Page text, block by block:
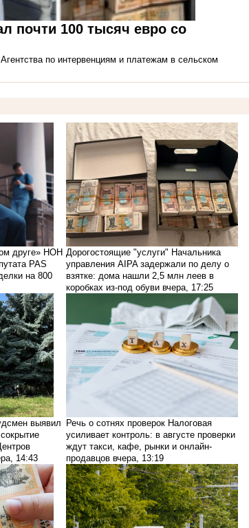
почти 100 тысяч евро со
по интервенциям и платежам в сельском
друге» НОН
PAS
на 800
Дорогостоящие "услуги" Начальника
управления AIPA задержали по делу о
взятке: дома нашли 2,5 млн леев в
коробках из-под обуви вчера, 17:25
выявил
14:43
Речь о сотнях проверок Налоговая
усиливает контроль: в августе проверки
ждут такси, кафе, рынки и онлайн-
продавцов вчера, 13:19